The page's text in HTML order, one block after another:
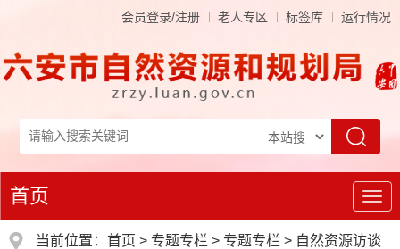
会员登录/注册 老人专区 标签库 运行情况
导
首页
当前位置： 首页 > 专题专栏 > 专题专栏 > 自然资源访谈